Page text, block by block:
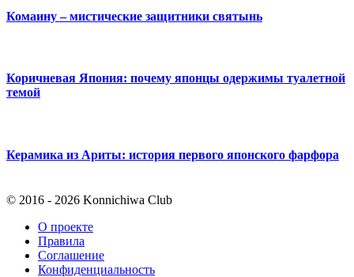
Комаину – мистические защитники святынь
Коричневая Япония: почему японцы одержимы туалетной
темой
Керамика из Ариты: история первого японского фарфора
© 2016 - 2026 Konnichiwa Club
О проекте
Правила
Соглашение
Конфиденциальность